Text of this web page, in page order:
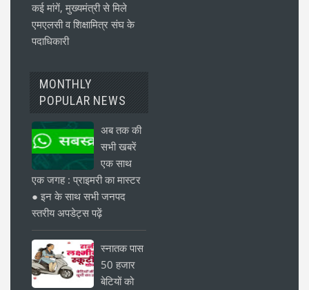
कई मांगें, मुख्यमंत्री से मिले
एमएलसी व शिक्षामित्र संघ के
पदाधिकारी
MONTHLY
POPULAR NEWS
अब तक की
सभी खबरें
एक साथ
एक जगह : प्राइमरी का मास्टर
● इन के साथ सभी जनपद
स्तरीय अपडेट्स पढ़ें
स्नातक पास
50 हजार
बेटियों को